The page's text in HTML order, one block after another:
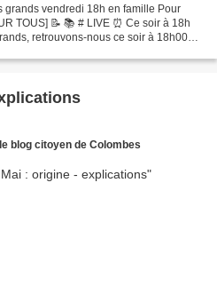
grands vendredi 18h en famille Pour
TOUS] 📝 📚 # LIVE ⏰ Ce soir à 18h
retrouvons-nous ce soir à 18h00
blog citoyen de Colombes